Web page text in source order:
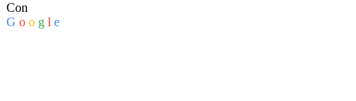
Con
G o o g l e